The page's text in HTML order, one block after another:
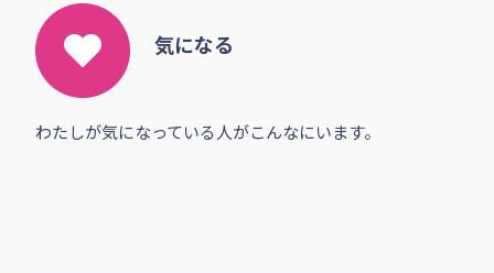
気になる
わたしが気になっている人がこんなにいます。